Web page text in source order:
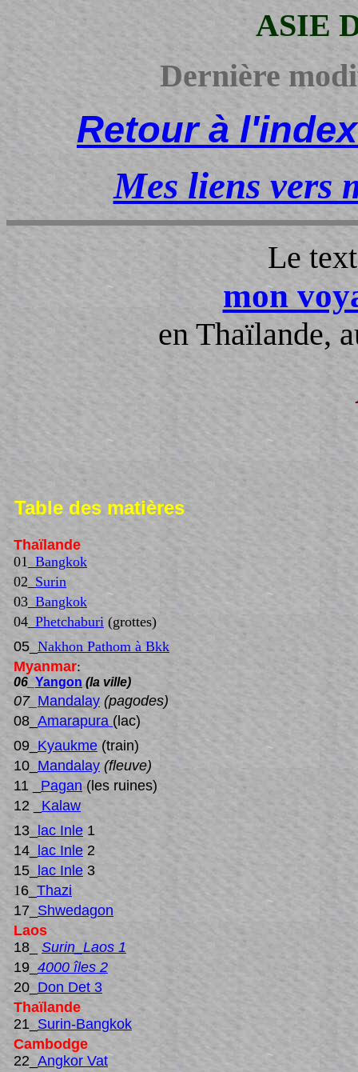
ASIE
Dernière
Retour à
Mes liens vers
Le
mon
en Thaïlande,
Table des matières
Thaïlande
01_ Bangkok
02_ Surin
03_ Bangkok
04_ Phetchaburi (grottes)
05_ Nakhon Pathom à Bkk
Myanmar:
06_Yangon (la ville)
07_ Mandalay (pagodes)
08_ Amarapura (lac)
09_ Kyaukme (train)
10_ Mandalay (fleuve)
11 _ Pagan (les ruines)
12 _ Kalaw
13_
lac Inle 1
14_
lac Inle 2
15_
lac Inle3
16_ Thazi
17_ Shwedagon
Laos
18_
Surin_Laos 1
19_ 4000 îles 2
20_ Don Det 3
Thaïlande
21_ Surin-Bangkok
Cambodge
22_ Angkor Vat